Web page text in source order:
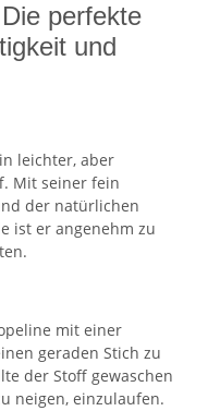
perfekte
und
leichter, aber
Mit seiner fein
der natürlichen
ist er angenehm zu
mit einer
geraden Stich zu
der Stoff gewaschen
neigen, einzulaufen.